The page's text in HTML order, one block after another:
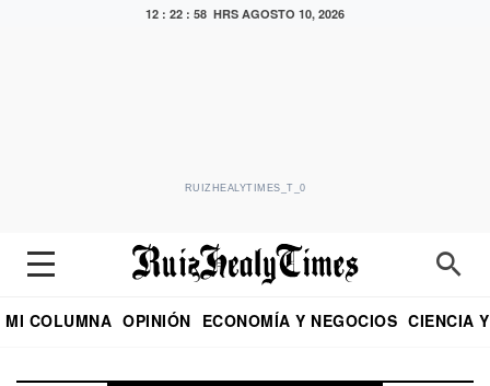
12 : 22 : 58 HRS AGOSTO 10, 2026
RUIZHEALYTIMES_T_0
MI COLUMNA OPINIÓN ECONOMÍA Y NEGOCIOS CIENCIA